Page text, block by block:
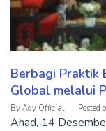
Berbagi Praktik
Global melalui
By Ady Official Posted
Ahad, 14